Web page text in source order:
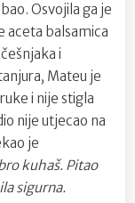
Osvojila ga je
aceta balsamica
i
Mateu je
i nije stigla
nije utjecao na
je
kuhaš. Pitao
sigurna.